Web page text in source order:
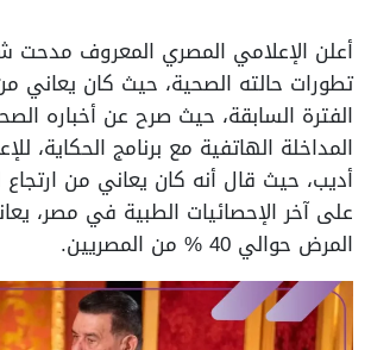
أعلن الإعلامي المصري المعروف مدحت
تطورات حالته الصحية، حيث كان يعاني
الفترة السابقة، حيث صرح عن أخباره
المداخلة الهاتفية مع برنامج الحكاية،
أديب، حيث قال أنه كان يعاني من ارتجاع
على آخر الإحصائيات الطبية في مصر،
المرض حوالي 40 % من المصريين.